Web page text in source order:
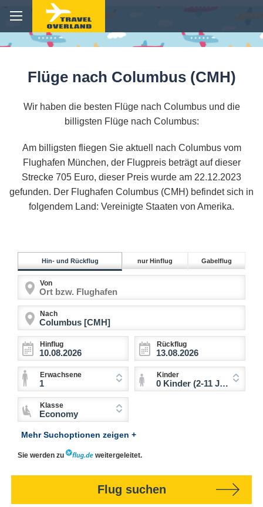
Flüge nach Columbus (CMH)
Wir haben die besten Flüge nach Columbus und die
billigsten Flüge nach Columbus:
Am billigsten fliegen Sie aktuell nach Columbus vom
Flughafen München, der Flugpreis beträgt auf dieser
Strecke 705 Euro, dieser Preis wurde am 22.12.2023
gefunden. Der Flughafen Columbus (CMH) befindet sich in
folgendem Land: Vereinigte Staaten von Amerika.
Hin- und Rückflug nur Hinflug Gabelflug
Von
Nach
Hinflug Rückflug
Erwachsene
1
Kinder
0 Kinder (2-11 Jahre)
Klasse
Economy
Mehr Suchoptionen zeigen +
Sie werden zu weitergeleitet.
Flug suchen